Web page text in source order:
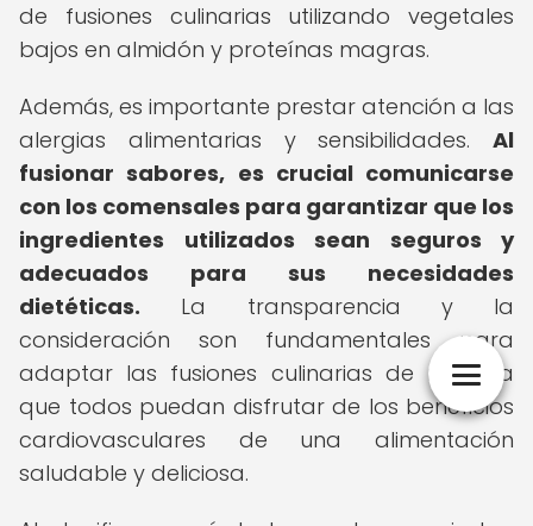
de fusiones culinarias utilizando vegetales
bajos en almidón y proteínas magras.
Además, es importante prestar atención a las
alergias alimentarias y sensibilidades. Al
fusionar sabores, es crucial comunicarse
con los comensales para garantizar que los
ingredientes utilizados sean seguros y
adecuados para sus necesidades
dietéticas. La transparencia y la
consideración son fundamentales para
adaptar las fusiones culinarias de manera
que todos puedan disfrutar de los beneficios
cardiovasculares de una alimentación
saludable y deliciosa.